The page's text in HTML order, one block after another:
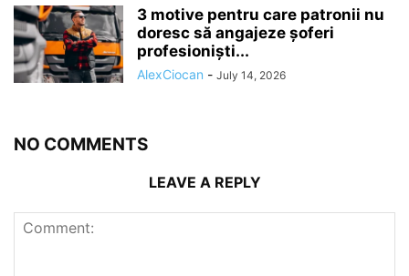
3 motive pentru care patronii nu
doresc să angajeze șoferi
profesioniști...
AlexCiocan - July 14, 2026
NO COMMENTS
LEAVE A REPLY